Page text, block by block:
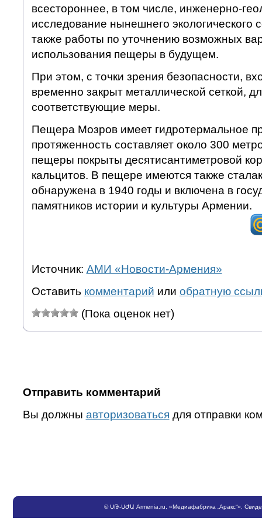
всестороннее, в том числе, инженерно-
исследование нынешнего экологического
также работы по уточнению возможных
использования пещеры в будущем.
При этом, с точки зрения безопасности,
временно закрыт металлической сеткой,
соответствующие меры.
Пещера Мозров имеет гидротермальное
протяженность составляет около 300
пещеры покрыты десятисантиметровой
кальцитов. В пещере имеются также
обнаружена в 1940 годы и включена в
памятников истории и культуры Армении.
Источник: АМИ «Новости-Армения»
Оставить комментарий или обратную
(Пока оценок нет)
Отправить комментарий
Вы должны авторизоваться для отправки
©ՍԹ-ՍԺԱ Armenia.ru , «Медиафабрика „Аракс“».